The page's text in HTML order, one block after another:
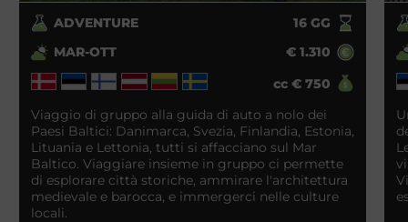
ADVENTURE 16 GG
MAR-OTT
€ 1.310
cc€ 750
Viaggio di gruppo alla guida di auto a nolo dei
Paesi Baltici: Danimarca, Svezia, Finlandia, Estonia,
Lituania e Lettonia, tutti si affacciano sul Mar
Baltico. Viaggiare insieme in gruppo ci permette
di esplorare città storiche, ammirare l'architettura
medievale e barocca, e immergerci nelle culture
locali.